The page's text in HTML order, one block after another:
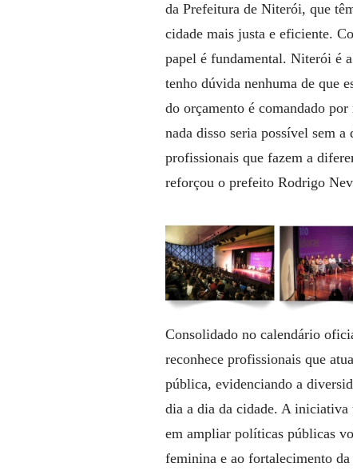
da Prefeitura de Niterói, que
cidade mais justa e eficiente.
papel é fundamental. Niterói é
tenho dúvida nenhuma de que
do orçamento é comandado
nada disso seria possível sem a
profissionais que fazem a
reforçou o prefeito Rodrigo
Consolidado no calendário
reconhece profissionais que
pública, evidenciando a
dia a dia da cidade. A iniciativa
em ampliar políticas públicas
feminina e ao fortalecimento